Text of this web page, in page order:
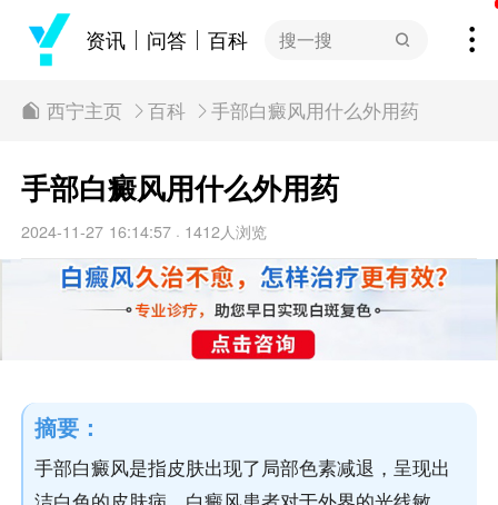
资讯 问答 百科 搜一搜
西宁主页 百科 手部白癜风用什么外用药
手部白癜风用什么外用药
2024-11-27 16:14:57 · 1412人浏览
摘要：
手部白癜风是指皮肤出现了局部色素减退，呈现出